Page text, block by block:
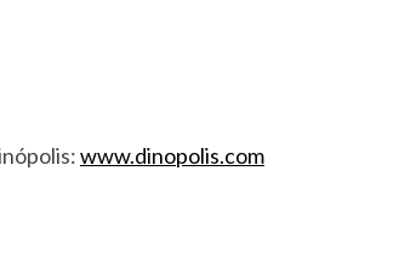
www.dinopolis.com